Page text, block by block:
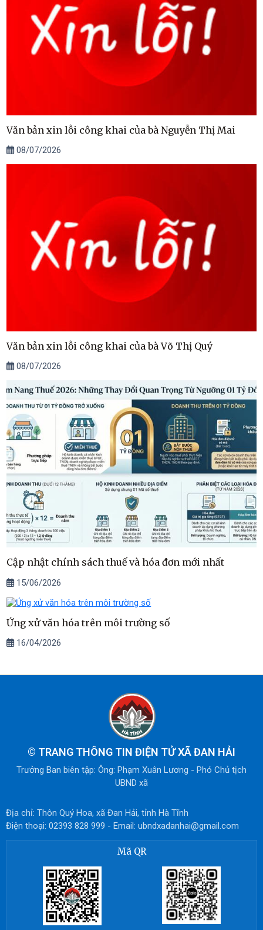
Văn bản xin lỗi công khai của bà Nguyễn Thị Mai
08/07/2026
Văn bản xin lỗi công khai của bà Võ Thị Quý
08/07/2026
Cập nhật chính sách thuế và hóa đơn mới nhất
15/06/2026
Ứng xử văn hóa trên môi trường số
16/04/2026
© TRANG THÔNG TIN ĐIỆN TỬ XÃ ĐAN HẢI
Trưởng Ban biên tập: Ông: Phạm Xuân Lương - Phó Chủ tịch
UBND xã
Địa chỉ: Thôn Quý Hoa, xã Đan Hải, tỉnh Hà Tĩnh
Điện thoại: 02393 828 999 - Email: ubndxadanhai@gmail.com
Mã QR